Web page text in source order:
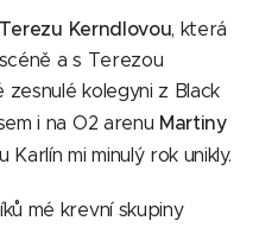
Terezu Kerndlovou, která
a s Terezou
kolegyni z Black
i na O2 arenu Martiny
mi minulý rok unikly.
mé krevní skupiny